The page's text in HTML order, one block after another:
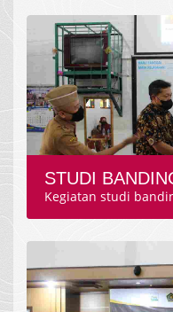
STUDI
Kegiatan studi